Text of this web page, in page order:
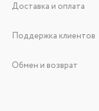
Доставка и оплата
Поддержка клиентов
Обмен и возврат